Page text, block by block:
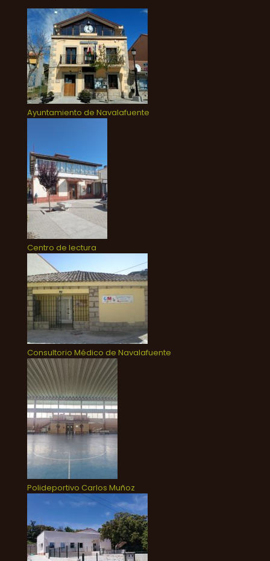
Ayuntamiento de Navalafuente
Centro de lectura
Consultorio Médico de Navalafuente
Polideportivo Carlos Muñoz